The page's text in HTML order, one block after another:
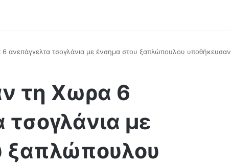
ανεπάγγελτα τσογλάνια με ένσημα στου ξαπλώπουλου υποθήκευσαν
τη Χωρα 6
τσογλάνια με
ξαπλώπουλου